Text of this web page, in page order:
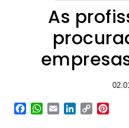
As
Facebook
WhatsApp
EmailLinkedIn
Copy